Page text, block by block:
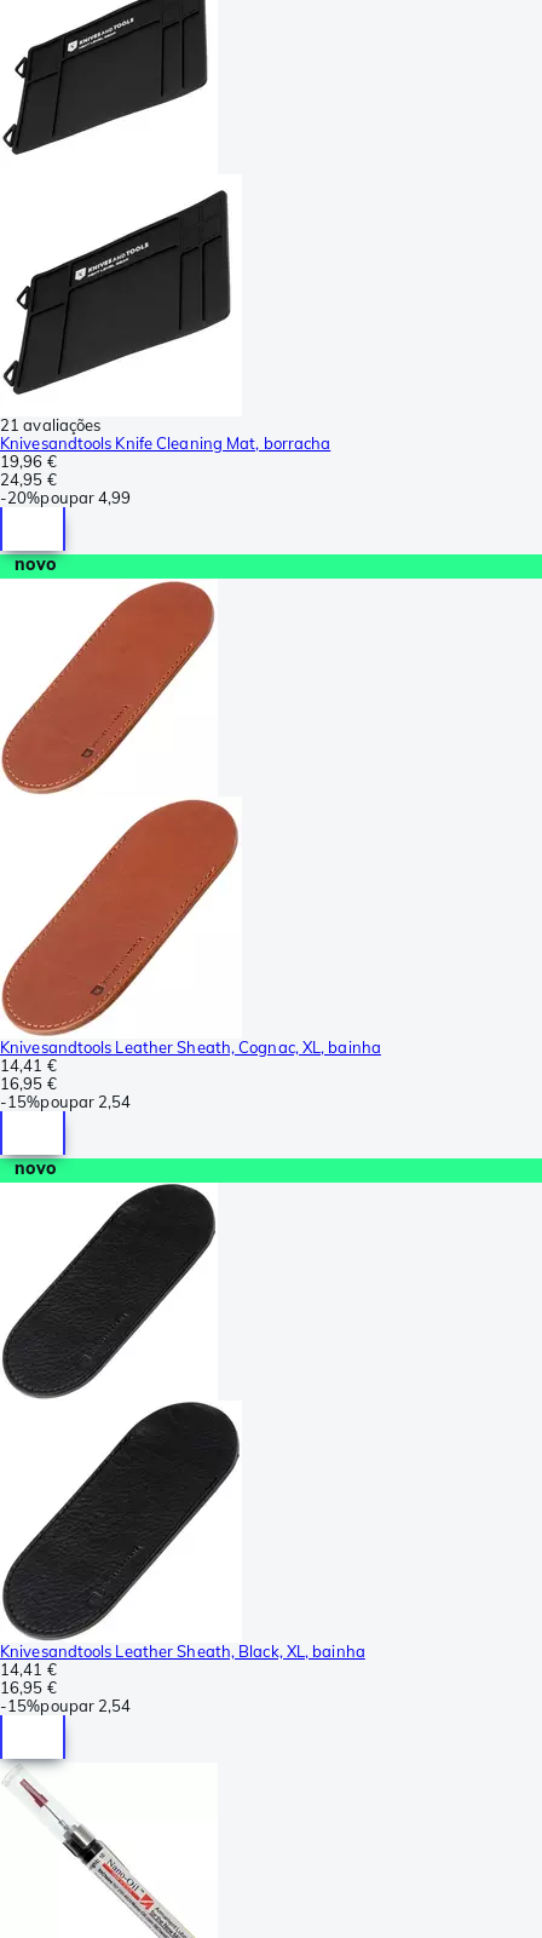
21 avaliações
Knivesandtools Knife Cleaning Mat, borracha
19,96 €
24,95 €
-20%poupar4,99
novo
Knivesandtools Leather Sheath, Cognac, XL, bainha
14,41 €
16,95 €
-15%poupar 2,54
novo
Knivesandtools Leather Sheath, Black, XL, bainha
14,41 €
16,95 €
-15%poupar 2,54